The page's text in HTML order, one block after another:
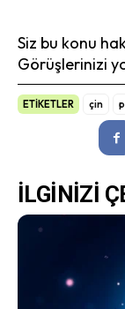
Siz bu konu
Görüşlerinizi
ETİKETLER çin